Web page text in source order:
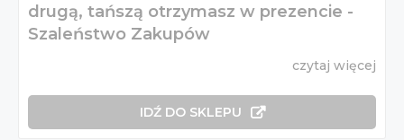
drugą, tańszą otrzymasz w prezencie -
Szaleństwo Zakupów
czytaj więcej
IDŹ DO SKLEPU